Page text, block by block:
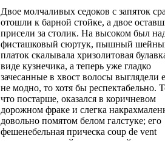
Двое молчаливых седоков с запяток
отошли к барной стойке, а двое
присели за столик. На высоком был
фисташковый сюртук, пышный
платок скалывала хризолитовая
виде кузнечика, а теперь уже гладко
зачесанные в хвост волосы выглядели
не модно, то хотя бы респектабельно.
что постарше, оказался в коричневом
дорожном фраке и слегка
довольно помятом белом галстуке; его
фешенебельная прическа coup de vent